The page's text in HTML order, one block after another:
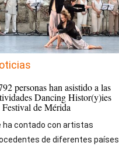
personas han asistido a las
Dancing Histor(y)ies
Festival de Mérida
ha contado con artistas
de diferentes países